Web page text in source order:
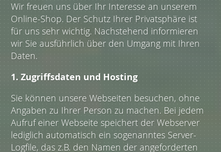
Wir freuen uns über Ihr Interesse an unserem
Online-Shop. Der Schutz Ihrer Privatsphäre ist
für uns sehr wichtig. Nachstehend informieren
wir Sie ausführlich über den Umgang mit Ihren
Daten.
1. Zugriffsdaten und Hosting
Sie können unsere Webseiten besuchen, ohne
Angaben zu Ihrer Person zu machen. Bei jedem
Aufruf einer Webseite speichert der Webserver
lediglich automatisch ein sogenanntes Server-
Logfile, das z.B. den Namen der angeforderten